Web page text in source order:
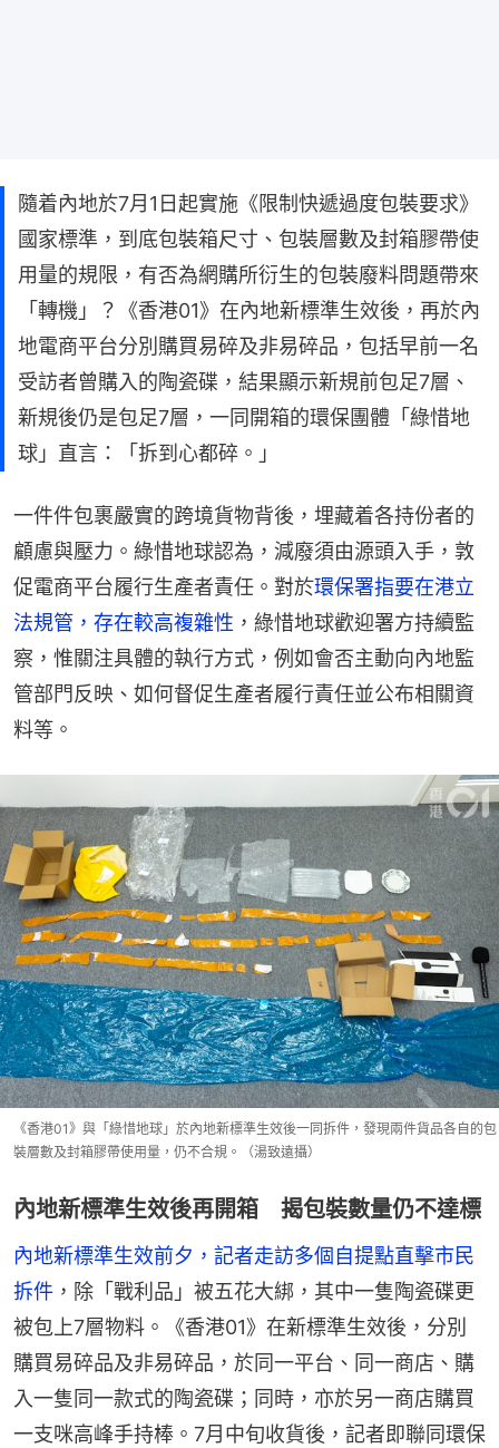
隨着內地於7月1日起實施《限制快遞過度包裝要求》
國家標準，到底包裝箱尺寸、包裝層數及封箱膠帶使
用量的規限，有否為網購所衍生的包裝廢料問題帶來
「轉機」？《香港01》在內地新標準生效後，再於內
地電商平台分別購買易碎及非易碎品，包括早前一名
受訪者曾購入的陶瓷碟，結果顯示新規前包足7層、
新規後仍是包足7層，一同開箱的環保團體「綠惜地
球」直言：「拆到心都碎。」
一件件包裹嚴實的跨境貨物背後，埋藏着各持份者的
顧慮與壓力。綠惜地球認為，減廢須由源頭入手，敦
促電商平台履行生產者責任。對於環保署指要在港立
法規管，存在較高複雜性 ，綠惜地球歡迎署方持續監
察，惟關注具體的執行方式，例如會否主動向內地監
管部門反映、如何督促生產者履行責任並公布相關資
料等。
《香港01》與「綠惜地球」於內地新標準生效後一同拆件，發現兩件貨品各自的包
裝層數及封箱膠帶使用量，仍不合規。（湯致遠攝）
內地新標準生效後再開箱 揭包裝數量仍不達標
內地新標準生效前夕，記者走訪多個自提點直擊市民
拆件 ，除「戰利品」被五花大綁，其中一隻陶瓷碟更
被包上7層物料。《香港01》在新標準生效後，分別
購買易碎品及非易碎品，於同一平台、同一商店、購
入一隻同一款式的陶瓷碟；同時，亦於另一商店購買
一支咪高峰手持棒。7月中旬收貨後，記者即聯同環保